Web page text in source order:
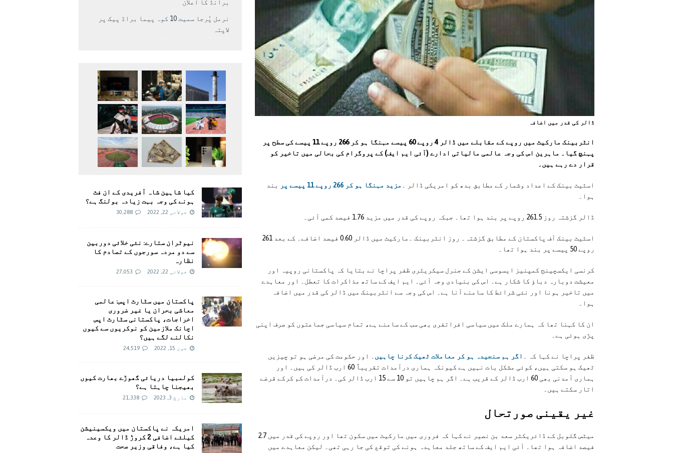
ڈالر کی قدر ميں اضافہ
انٹربینک مارکیٹ میں روپے کے مقابلے میں ڈالر 4 روپے 60 پیسے مہنگا ہو کر 266 روپے 11 پیسے کی سطح پر
پہنچ گیا۔ ماہرین اس کی وجہ عالمی مالیاتی ادارے (آئی ایم ایف) کے پروگرام کی بحالی میں تاخیر کو
قرار دے رہے ہیں۔
اسٹیٹ بینک کے اعداد وشمار کے مطابق بدھ کو امریکی ڈالر ۔ مزید مہنگا ہو کر 266 روپے 11 پیسے پر
بند
ہوا۔
ڈالر گزشتہ روز 261.5 روپے پر بند ہوا تھا۔ جبکہ روپے کی قدر میں مزید 1.76 فیصد کمی آئی۔
اسٹیٹ بینک آف پاکستان کے مطابق گزشتہ۔ روز انٹربینک ۔مارکیٹ میں ڈالر 0.60 فیصد اضافے۔ کے بعد 261
روپے 50 پیسے پر بند ہوا تھا۔
کرنسی ایکسچینج کمپنیز ایسوسی ایشن کے جنرل سیکریٹری ظفر پراچا نے بتایا کہ پاکستانی روپیہ اور
معیشت دوبارہ دباؤ کا شکار ہے۔ اس کی بنیادی وجہ آئی۔ ایم ایف کے ساتھ مذاکرات کا تعطل۔ اور معاہدے
میں تاخیر ہونا اور نئی شرائط کا سامنے آنا ہے۔ اس کی وجہ سے انٹربینک میں ڈالر کی قدر میں اضافہ
ہوا۔
ان کا کہنا تھا کہ ہمارے ملک میں سیاسی افراتفری بھی سب کے سامنے ہے، تمام سیاسی جماعتوں کو صرف اپنی
پڑی ہوئی ہے۔
ظفر پراچا نے کہا کہ ۔ اگر ہم سنجیدہ ہو کر معاملات ٹھیک کرنا چاہیں۔ اور حکومت کی مرضی ہو تو چیزیں
ٹھیک ہو سکتی ہیں، کوئی مشکل بات نہیں ہے کیونکہ ہماری درآمدات تقریباً 60 ارب ڈالر کی ہیں۔ اور
ہماری آمدنی بھی 60 ارب ڈالر کے قریب ہے۔ اگر ہم چاہیں تو 10 سے 15 ارب ڈالر کی۔ درآمدات کم کرکے قرضے
اتار سکتے ہیں۔
غير يقينی صورتحال
میٹس گلوبل کے ڈائریکٹر سعد بن نصیر نے کہا کہ فروری میں مارکیٹ میں سکون تھا اور روپے کی قدر میں 2.7
فیصد اضافہ ہوا تھا۔ آئی ایم ایف کے ساتھ جلد معاہدہ ہونے کی توقع کی جا رہی تھی۔ لیکن معاہدے میں
برانڈ کا اعلان
نرمل پُرجا سمیت 10 کوہ پیما براڈ پیک پر
لاپتہ
کیا شاہین شاہ آفریدی کے ان فٹ
ہونے کی وجہ بہت زیادہ بولنگ ہے؟
جولائی 22, 2022 30,288
نیوٹران ستارے: نئی خلائی دوربین
سے دو مردہ سورجوں کے تصادم کا
نظارہ
جولائی 22, 2022 27,053
پاکستان میں سٹارٹ اپس: عالمی
معاشی بحران یا غیر ضروری
اخراجات، پاکستانی سٹارٹ اپس
اچانک ملازمین کو نوکریوں سے کیوں
نکالنے لگے ہیں؟
جون 15, 2022 24,519
کولمبیا دریائی گھوڑے بھارت کیوں
بھیجنا چاہتا ہے؟
مارچ 3, 2023 21,338
امريکہ نے پاکستان میں ویکسینیشن
کیلئے اضافی 2 کروڑ ڈالر کا وعدہ
کیا ہے، وفاقی وزیر صحت